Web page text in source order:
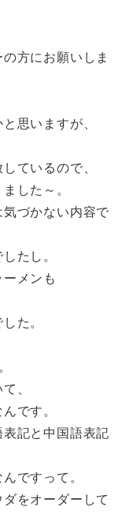
方にお願いしま
思いますが、
ているので、
した～。
づかない内容で
たし。
メンも
た。
、
です。
記と中国語表記
ですって。
をオーダーして